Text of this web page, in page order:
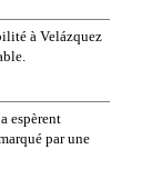
à Velázquez
espèrent
par une